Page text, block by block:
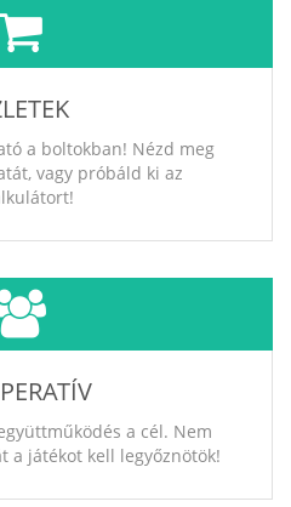
a boltokban! Nézd meg
vagy próbáld ki az
a cél. Nem
a játékot kell legyőznötök!